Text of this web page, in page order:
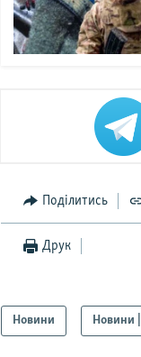
Поділитись
Друк
Новини Новини